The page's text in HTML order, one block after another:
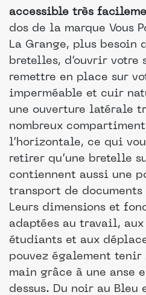
accessible très
dos de la marque Vous
La Grange, plus besoin
bretelles, d’ouvrir votre
remettre en place sur
imperméable et cuir
une ouverture latérale
nombreux
l’horizontale, ce qui
retirer qu’une bretelle
contiennent aussi une
transport de documents
Leurs dimensions et
adaptées au travail, aux
étudiants et aux
pouvez également tenir
main grâce à une anse
dessus. Du noir au Bleu